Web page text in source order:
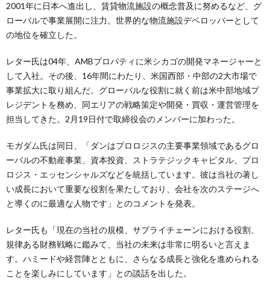
2001年に日本へ進出し、賃貸物流施設の概念普及に努めるなど、グ
ローバルで事業展開に注力。世界的な物流施設デベロッパーとして
の地位を確立した。
レター氏は04年、AMBプロパティに米シカゴの開発マネージャーと
して入社。その後、16年間にわたり、米国西部・中部の2大市場で
事業拡大に取り組んだ。グローバルな役割に就く前は米中部地域プ
レジデントを務め、同エリアの戦略策定や開発・買収・運営管理を
担当してきた。2月19日付で取締役会のメンバーに加わった。
モガダム氏は同日、「ダンはプロロジスの主要事業領域であるグロ
ーバルの不動産事業、資本投資、ストラテジックキャピタル、プロ
ロジス・エッセンシャルズなどを統括しています。彼は当社の著し
い成長において重要な役割を果たしており、会社を次のステージへ
と導くのに最適な人物です」とのコメントを発表。
レター氏も「現在の当社の規模、サプライチェーンにおける役割、
規律ある財務戦略に鑑みて、当社の未来は非常に明るいと言えま
す。ハミードや経営陣とともに、さらなる成長と強化を進められる
ことを楽しみにしています」との談話を出した。